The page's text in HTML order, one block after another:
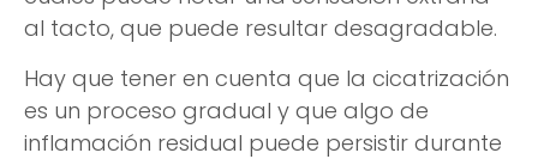
al tacto, que puede resultar desagradable.
Hay que tener en cuenta que la cicatrización
es un proceso gradual y que algo de
inflamación residual puede persistir durante